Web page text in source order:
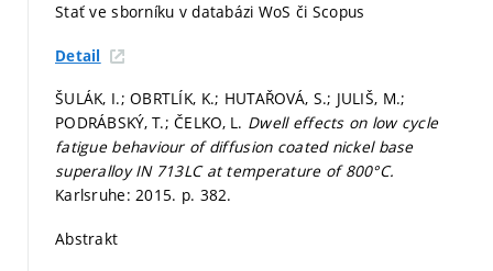
Stať ve sborníku v databázi WoS či Scopus
Detail
ŠULÁK, I.; OBRTLÍK, K.; HUTAŘOVÁ, S.; JULIŠ, M.;
PODRÁBSKÝ, T.; ČELKO, L. Dwell effects on low cycle
fatigue behaviour of diffusion coated nickel base
superalloy IN 713LC at temperature of 800°C.
Karlsruhe: 2015. p. 382.
Abstrakt